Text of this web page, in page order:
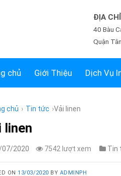
ĐỊA CHỈ
40 Bàu
Quận
chủ Giới Thiệu Dịch Vụ
chủ › Tin tức ›Vải linen
linen
07/2020 7542 lượt xem Tin
ON 13/03/2020 BY ADMINPH